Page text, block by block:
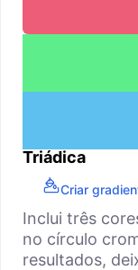
Triádica
Criar
Inclui três
no círculo
resultados,